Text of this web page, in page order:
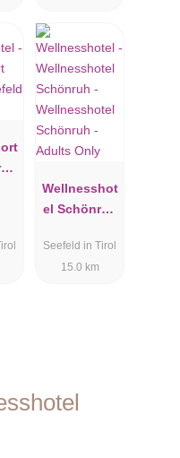
Wellnesshot
el Schönruh
Only
Seefeld in Tirol
15.0 km